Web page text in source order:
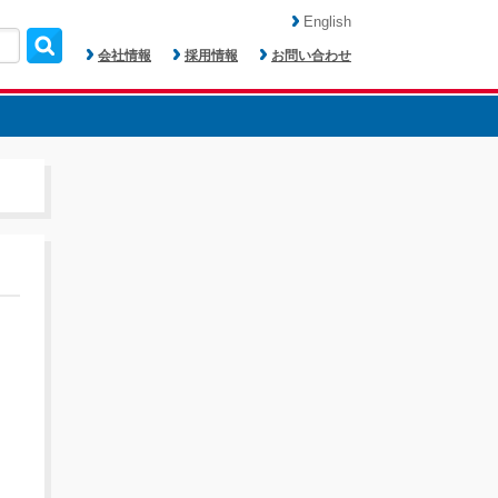
会社情報 採用情報 お問い合わせ
English